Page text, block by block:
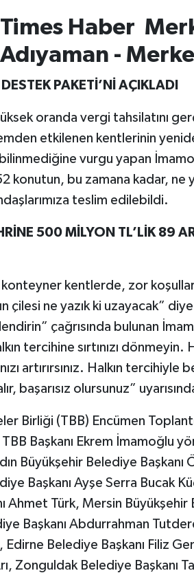
Haber
-
PAKETİ’Nİ AÇIKLADI
oranda vergi tahsilatını
etkilenen kentlerinin
bilinmediğine vurgu yapan
konutun, bu zamana kadar, ne
teslim edilebildi.
500 MİLYON TL’LİK 89
konteyner kentlerde, zor
çilesi ne yazık ki uzayacak”
çağrısında bulunan
tercihine sırtınızı dönmeyin.
artırırsınız. Halkın tercihiyle
başarısız olursunuz”
Birliği (TBB) Encümen
Başkanı Ekrem İmamoğlu
Büyükşehir Belediye Başkanı
Başkanı Ayşe Serra Bucak
Ahmet Türk, Mersin Büyükşehir
Başkanı Abdurrahman
Edirne Belediye Başkanı Filiz
Zonguldak Belediye Başkanı